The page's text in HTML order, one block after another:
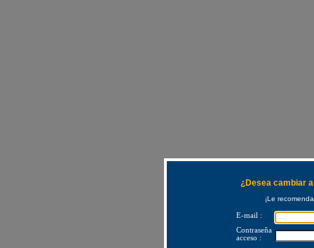
¿Desea cambiar
¡Le
E-mail :
Contraseña
acceso :